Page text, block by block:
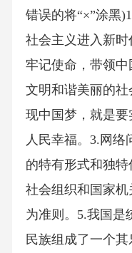
错误的将“×”涂黑
社会主义进入新时
牢记使命，带领
文明和谐美丽的
现中国梦，就是要
人民幸福。3.网络
的特有形式和独特
社会组织和国家
为准则。5.我国是
民族组成了一个其